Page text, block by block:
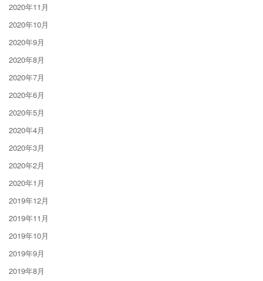
2020年11月
2020年10月
2020年9月
2020年8月
2020年7月
2020年6月
2020年5月
2020年4月
2020年3月
2020年2月
2020年1月
2019年12月
2019年11月
2019年10月
2019年9月
2019年8月